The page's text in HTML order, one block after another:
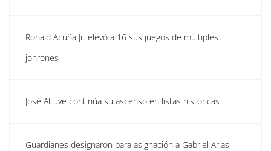
Ronald Acuña Jr. elevó a 16 sus juegos de múltiples
jonrones
José Altuve continúa su ascenso en listas históricas
Guardianes designaron para asignación a Gabriel Arias